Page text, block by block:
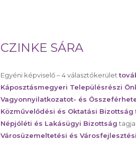
CZINKE SÁRA
Egyéni képviselő – 4 választókerület
Káposztásmegyeri Településrészi
Vagyonnyilatkozatot- és
Közművelődési és Oktatási Bizottság
Népjóléti és Lakásügyi Bizottságtagja
Városüzemeltetési és